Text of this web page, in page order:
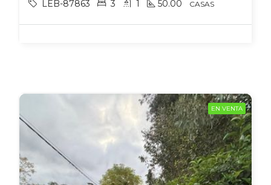
LEB-87863 3 1 50.00 CASAS
EN VENTA